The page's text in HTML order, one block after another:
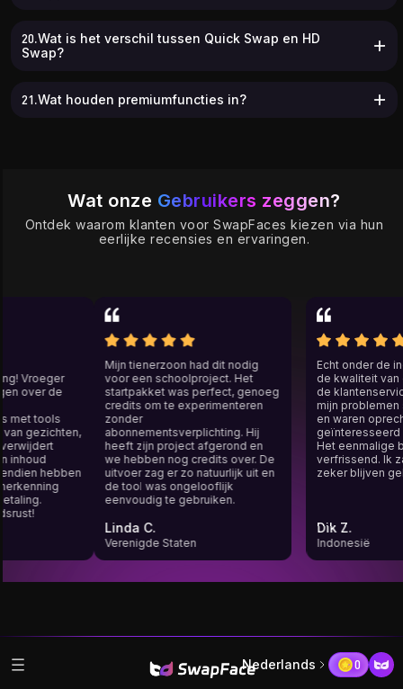
20.Wat is het verschil tussen Quick Swap en HD
Swap?
21.Wat houden premiumfuncties in?
Wat onze Gebruikers zeggen?
Ontdek waarom klanten voor SwapFaces kiezen via hun
eerlijke recensies en ervaringen.
Vroeger
over de
met tools
van gezichten,
verwijdert
inhoud
hebben
Mijn tienerzoon had dit nodig
voor een schoolproject. Het
startpakket was perfect, genoeg
credits om te experimenteren
zonder
abonnementsverplichting. Hij
heeft zijn project afgerond en
we hebben nog credits over. De
uitvoer zag er zo natuurlijk uit en
de tool was ongelooflijk
eenvoudig te gebruiken.
Linda C.
Verenigde Staten
Echt onder de
de kwaliteit
de
mijn
en waren
Het
verfrissend. Ik
zeker blijven
Dik Z.
Indonesië
Nederlands 0